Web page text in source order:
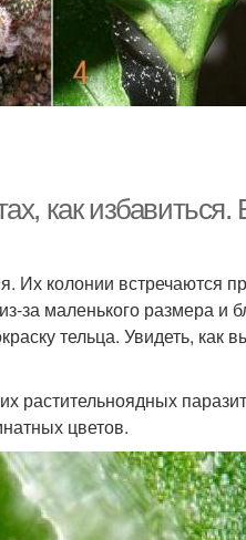
как
колонии встречаются
за маленького размера и
тельца. Увидеть, как
растительноядных
цветов.